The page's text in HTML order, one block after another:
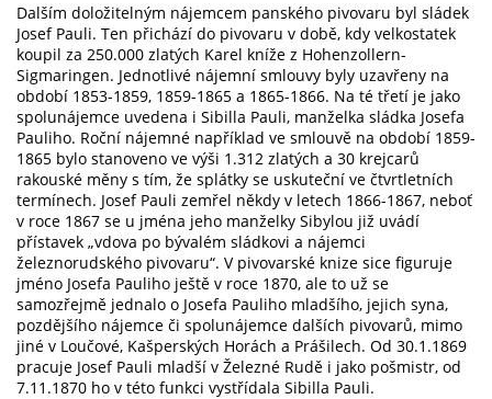
Dalším doložitelným nájemcem panského pivovaru byl sládek
Josef Pauli. Ten přichází do pivovaru v době, kdy velkostatek
koupil za 250.000 zlatých Karel kníže z Hohenzollern-
Sigmaringen. Jednotlivé nájemní smlouvy byly uzavřeny na
období 1853-1859, 1859-1865 a 1865-1866. Na té třetí je jako
spolunájemce uvedena i Sibilla Pauli, manželka sládka Josefa
Pauliho. Roční nájemné například ve smlouvě na období 1859-
1865 bylo stanoveno ve výši 1.312 zlatých a 30 krejcarů
rakouské měny s tím, že splátky se uskuteční ve čtvrtletních
termínech. Josef Pauli zemřel někdy v letech 1866-1867, neboť
v roce 1867 se u jména jeho manželky Sibylou již uvádí
přístavek „vdova po bývalém sládkovi a nájemci
železnorudského pivovaru“. V pivovarské knize sice figuruje
jméno Josefa Pauliho ještě v roce 1870, ale to už se
samozřejmě jednalo o Josefa Pauliho mladšího, jejich syna,
pozdějšího nájemce či spolunájemce dalších pivovarů, mimo
jiné v Loučové, Kašperských Horách a Prášilech. Od 30.1.1869
pracuje Josef Pauli mladší v Železné Rudě i jako pošmistr, od
7.11.1870 ho v této funkci vystřídala Sibilla Pauli.